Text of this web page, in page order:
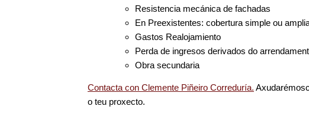
Resistencia mecánica de fachadas
En Preexistentes: cobertura simple ou
Gastos Realojamiento
Perda de ingresos derivados do
Obra secundaria
Contacta con Clemente Piñeiro Correduría.
o teu proxecto.